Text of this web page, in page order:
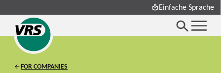
Einfache Sprache
FOR COMPANIES